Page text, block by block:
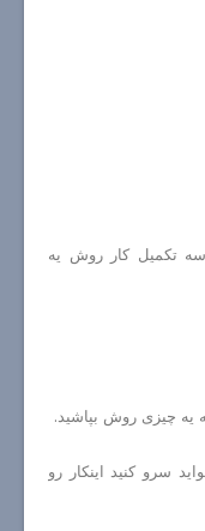
تکمیل کار روش یه
یه چیزی روش بپاشید.
سرو کنید اینکار رو